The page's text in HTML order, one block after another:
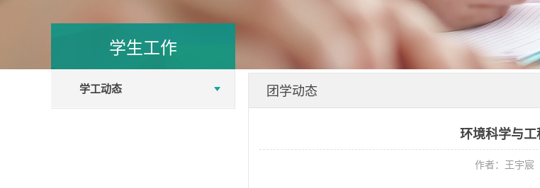
学生工作
学工动态 团学动态
环境科学与
作者：王宇宸